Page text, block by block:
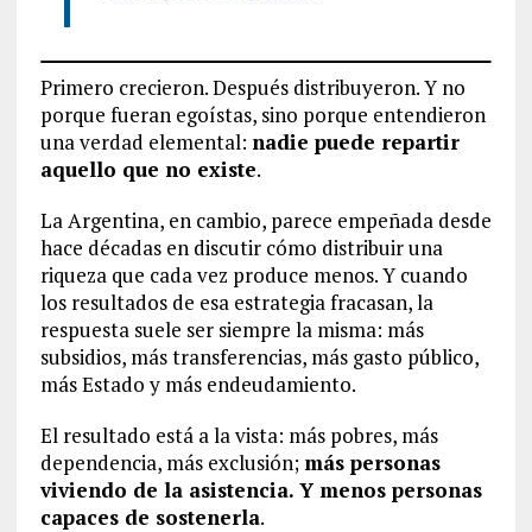
Primero crecieron. Después distribuyeron. Y no
porque fueran egoístas, sino porque entendieron
una verdad elemental: nadie puede repartir
aquello que no existe.
La Argentina, en cambio, parece empeñada desde
hace décadas en discutir cómo distribuir una
riqueza que cada vez produce menos. Y cuando
los resultados de esa estrategia fracasan, la
respuesta suele ser siempre la misma: más
subsidios, más transferencias, más gasto público,
más Estado y más endeudamiento.
El resultado está a la vista: más pobres, más
dependencia, más exclusión; más personas
viviendo de la asistencia. Y menos personas
capaces de sostenerla.